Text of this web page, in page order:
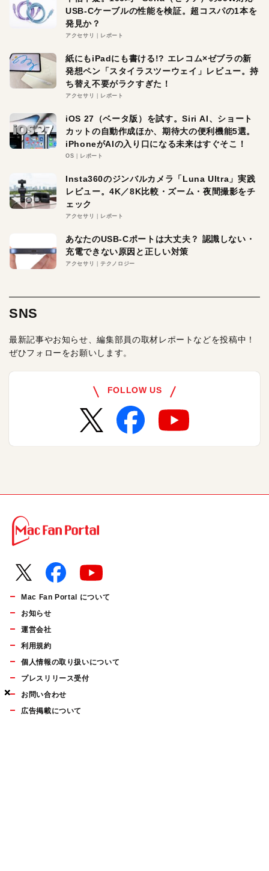
×
×
×
USB-Cケーブルの性能を検証。超コスパの1本を
発見か？
アクセサリ レポート
紙にもiPadにも書ける!? エレコム×ゼブラの新
発想ペン「スタイラスツーウェイ」レビュー。持
ち替え不要がラクすぎた！
アクセサリ レポート
iOS 27（ベータ版）を試す。Siri AI、ショート
カットの自動作成ほか、期待大の便利機能5選。
iPhoneがAIの入り口になる未来はすぐそこ！
OS レポート
Insta360のジンバルカメラ「Luna Ultra」実践
レビュー。4K／8K比較・ズーム・夜間撮影をチ
ェック
アクセサリ レポート
あなたのUSB-Cポートは大丈夫？ 認識しない・
充電できない原因と正しい対策
アクセサリ テクノロジー
SNS
最新記事やお知らせ、編集部員の取材レポートなどを投稿中！
ぜひフォローをお願いします。
FOLLOW US
Mac Fan Portal について
お知らせ
運営会社
利用規約
個人情報の取り扱いについて
プレスリリース受付
お問い合わせ
広告掲載について